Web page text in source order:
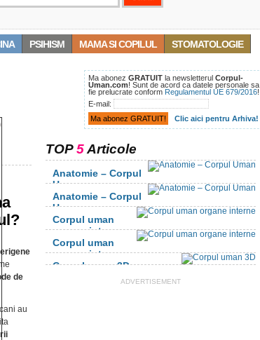
PSIHISM MAMA SI COPILUL STOMATOLOGIE
Ma abonez GRATUIT la newsletterul Corpul-
Uman.com! Sunt de acord ca datele personale sa
fie prelucrate conform Regulamentul UE 679/2016!
E-mail:
Clic aici pentru Arhiva!
de
au
TOP5Articole
Anatomie – Corpul
Uman
Anatomie – Corpul
Uman
Corpul uman
organe interne
Corpul uman
organe interne
Corpul uman 3D
ADVERTISEMENT